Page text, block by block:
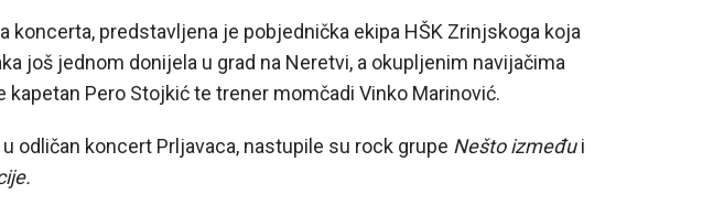
koncerta, predstavljena je pobjednička ekipa HŠK Zrinjskoga koja
još jednom donijela u grad na Neretvi, a okupljenim navijačima
kapetan Pero Stojkić te trener momčadi Vinko Marinović.
odličan koncert Prljavaca, nastupile su rock grupe Nešto izmeđui